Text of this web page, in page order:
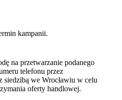
kampanii.
na przetwarzanie podanego
telefonu przez
siedzibą we Wrocławiu w celu
oferty handlowej.